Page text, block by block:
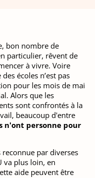
bon nombre de
particulier, rêvent de
à vivre. Voire
écoles n’est pas
pour les mois de mai
Alors que les
sont confrontés à la
beaucoup d'entre
n'ont personne pour
par diverses
va plus loin, en
aide peuvent être